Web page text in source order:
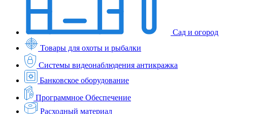
Сад и огород
Товары для охоты и рыбалки
Системы видеонаблюдения антикражка
Банковское оборудование
Программное Обеспечение
Расходный материал